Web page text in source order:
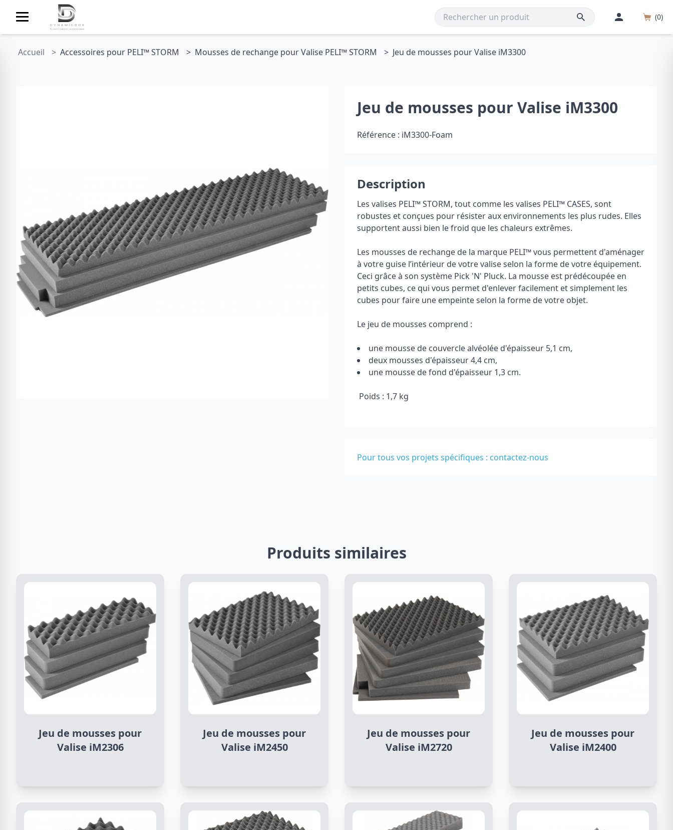
(0)
Accueil Accessoires pour PELI™ STORM Mousses de rechange pour Valise PELI™ STORM Jeu de mousses pour Valise iM3300
Jeu de mousses pour Valise iM3300
Référence : iM3300-Foam
Description
Les valises PELI™STORM, tout comme les valises PELI™ CASES, sont
robustes et conçues pour résister aux environnements les plus rudes. Elles
supportent aussi bien le froid que les chaleurs extrêmes.
Les mousses de rechange de la marque PELI™vous permettent d'aménager
à votre guise l’intérieur de votre valise selon la forme de votre équipement.
Ceci grâce à son système Pick 'N' Pluck. La mousse est prédécoupée en
petits cubes, ce qui vous permet d'enlever facilement et simplement les
cubes pour faire une empeinte selon la forme de votre objet.
Le jeu de mousses comprend :
une mousse de couvercle alvéolée d'épaisseur 5,1 cm,
deux mousses d'épaisseur 4,4 cm,
une mousse de fond d'épaisseur 1,3 cm.
Poids : 1,7 kg
Pour tous vos projets spécifiques : contactez-nous
Produits similaires
Jeu de mousses pour
Valise iM2306
Jeu de mousses pour
Valise iM2450
Jeu de mousses pour
Valise iM2720
Jeu de mousses pour
Valise iM2400